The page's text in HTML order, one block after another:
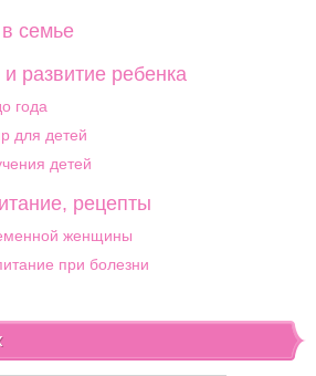
семье
развитие ребенка
года
для детей
детей
рецепты
женщины
при болезни